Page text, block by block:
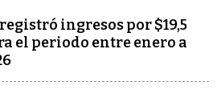
ingresos por $19,5
el periodo entre enero a